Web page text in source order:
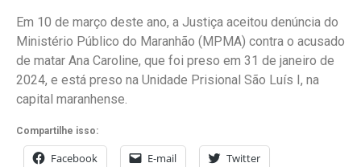
Em 10 de março deste ano, a Justiça aceitou denúncia do
Ministério Público do Maranhão (MPMA) contra o acusado
de matar Ana Caroline, que foi preso em 31 de janeiro de
2024, e está preso na Unidade Prisional São Luís I, na
capital maranhense.
Compartilhe isso:
Facebook E-mail Twitter